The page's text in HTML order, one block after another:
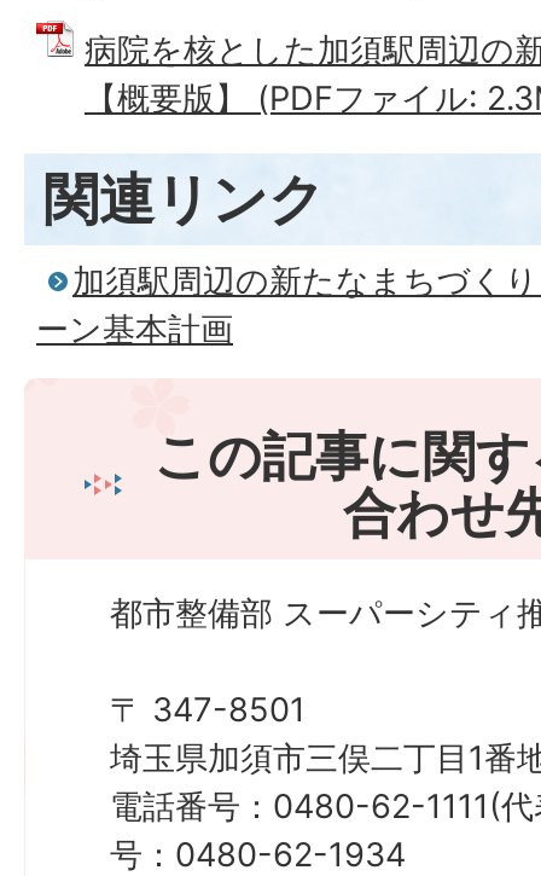
病院を核とした加須駅周辺の
【概要版】 (PDFファイル:
関連リンク
加須駅周辺の新たなまちづく
ーン基本計画
この記事に関
合わせ
都市整備部 スーパーシティ
〒 347-8501
埼玉県加須市三俣二丁目1番
電話番号：0480-62-1111(
号：0480-62-1934